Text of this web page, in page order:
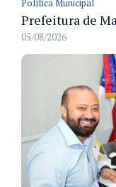
Política Municipal
05/08/2026